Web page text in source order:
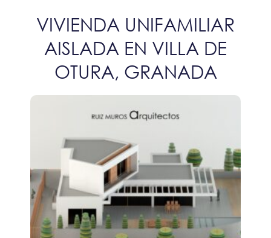
VIVIENDA UNIFAMILIAR
AISLADA EN VILLA DE
OTURA, GRANADA